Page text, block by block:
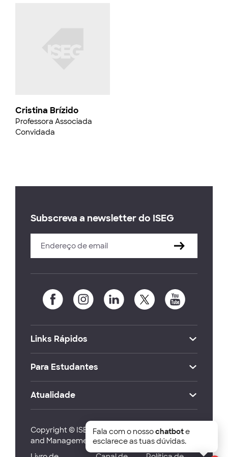
Cristina Brízido
Professora Associada
Convidada
Subscreva a newsletter do ISEG
Links Rápidos
Para Estudantes
Atualidade
Copyright © ISEG Lisbon School of Economics
and Management 2026
Fala com o nossochatbote
esclarece as tuas dúvidas.